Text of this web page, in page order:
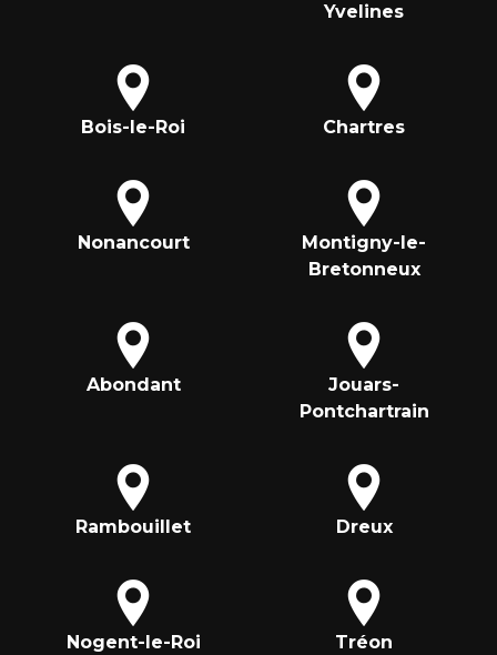
Yvelines
Bois-le-Roi Chartres
Nonancourt
Montigny-le-
Bretonneux
Abondant
Jouars-
Pontchartrain
Rambouillet Dreux
Nogent-le-Roi Tréon